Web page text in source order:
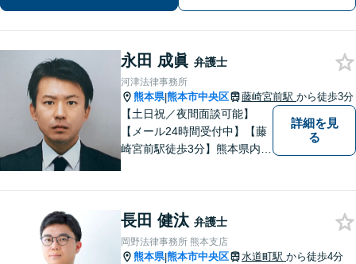
永田 成眞 弁護士
河津法律事務所
熊本県|熊本市中央区 藤崎宮前駅 から徒歩3分
【土日祝／夜間面談可能】
【メール24時間受付中】【藤
崎宮前駅徒歩3分】熊本県内及
の方の契約関係トラブルまで
幅広くご相談いただいており
ます。お気軽にご相談くださ
詳細を見
る
長田 健汰 弁護士
岡野法律事務所 熊本支店
熊本県|熊本市中央区 水道町駅 から徒歩4分